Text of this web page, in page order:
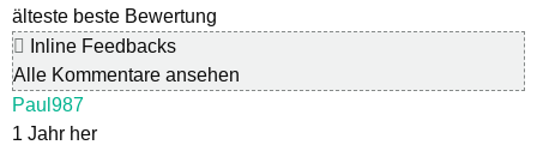
älteste beste Bewertung
Inline Feedbacks
Alle Kommentare ansehen
Paul987
1 Jahr her